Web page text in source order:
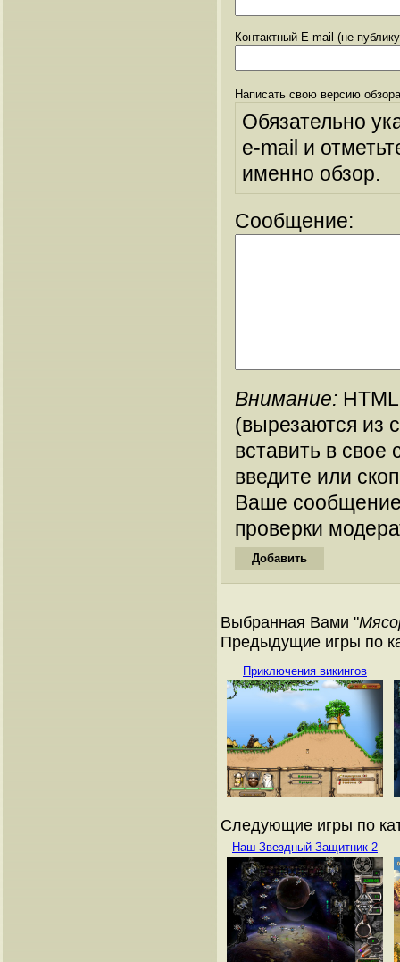
Контактный E-mail (не
Написать свою версию
Обязательно
e-mail и
именно обзор.
Сообщение:
Внимание:
(вырезаются из
вставить в
введите или
Ваше
проверки
Выбранная Вами "
Предыдущие игры по
Приключения викингов
Следующие игры по
Наш Звездный Защитник 2